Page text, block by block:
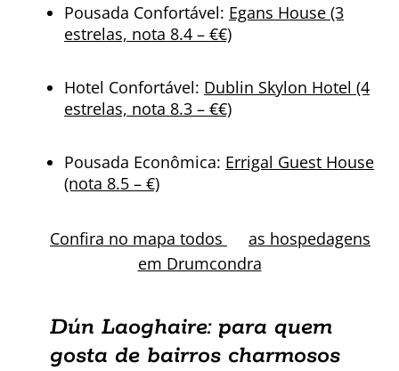
Pousada Confortável: Egans House (3
estrelas, nota 8.4 – €€)
Hotel Confortável: Dublin Skylon Hotel (4
estrelas, nota 8.3 – €€)
Pousada Econômica: Errigal Guest House
(nota 8.5 – €)
Confira no mapa todos
as hospedagens
em Drumcondra
Dún Laoghaire: para quem
gosta de bairros charmosos